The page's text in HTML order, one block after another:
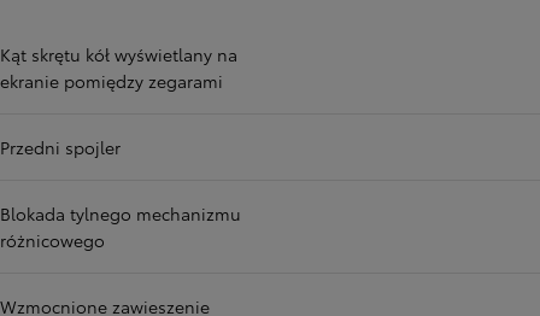
Kąt skrętu kół wyświetlany na
ekranie pomiędzy zegarami
Przedni spojler
Blokada tylnego mechanizmu
różnicowego
Wzmocnione zawieszenie